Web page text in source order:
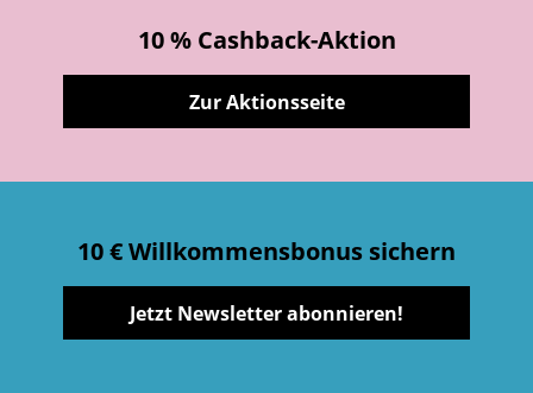
10 % Cashback-Aktion
Zur Aktionsseite
10 € Willkommensbonus sichern
Jetzt Newsletter abonnieren!